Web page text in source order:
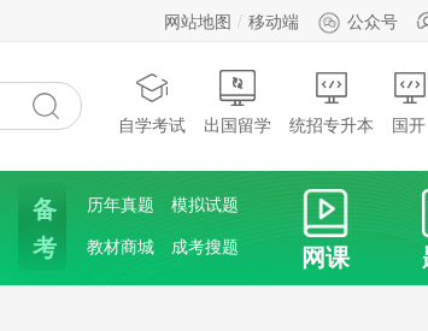
网站地图 移动端 公众号
自学考试 出国留学 统招专升本 国开
备
考
历年真题
模拟试题
教材商城
成考搜题 网课